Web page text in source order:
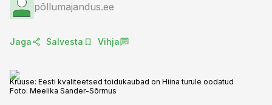
põllumajandus.ee
Jaga Salvesta Vihja
Kruuse: Eesti kvaliteetsed toidukaubad on Hiina turule oodatud
Foto: Meelika Sander-Sõrmus